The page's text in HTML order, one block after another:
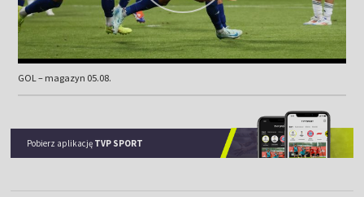
GOL – magazyn 05.08.
Pobierz aplikację TVP SPORT